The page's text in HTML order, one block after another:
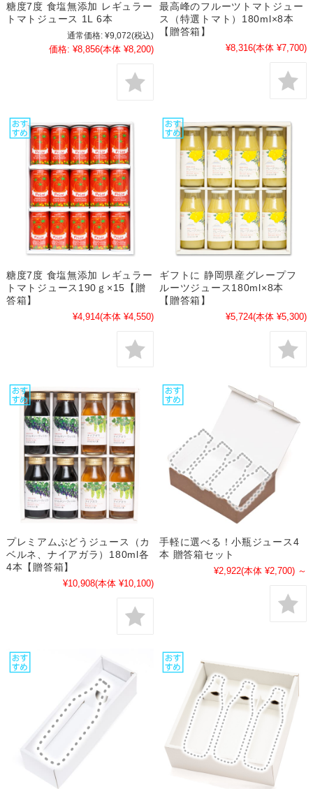
糖度7度 食塩無添加 レギュラー
トマトジュース 1L 6本
通常価格: ¥9,072(税込)
価格: ¥8,856(本体 ¥8,200)
最高峰のフルーツトマトジュー
ス（特選トマト）180ml×8本
【贈答箱】
¥8,316(本体 ¥7,700)
糖度7度 食塩無添加 レギュラー
トマトジュース190ｇ×15【贈
答箱】
¥4,914(本体 ¥4,550)
ギフトに 静岡県産グレープフ
ルーツジュース180ml×8本
【贈答箱】
¥5,724(本体 ¥5,300)
プレミアムぶどうジュース（カ
ベルネ、ナイアガラ）180ml各
4本【贈答箱】
¥10,908(本体 ¥10,100)
手軽に選べる！小瓶ジュース4
本 贈答箱セット
¥2,922(本体 ¥2,700) ～